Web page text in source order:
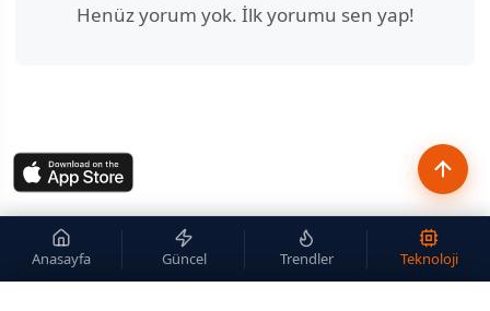
Henüz yorum yok. İlk yorumu sen yap!
Anasayfa Güncel Trendler Teknoloji